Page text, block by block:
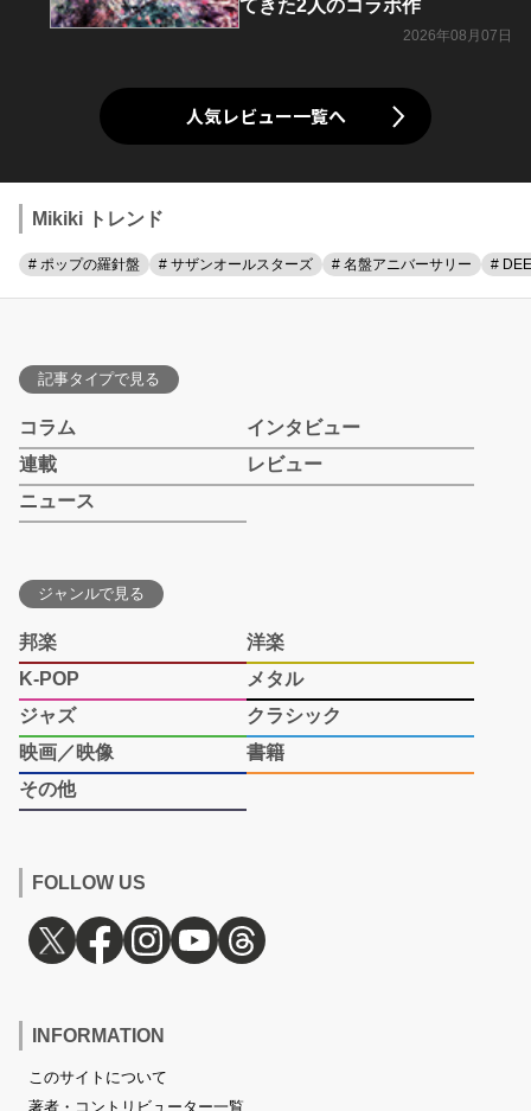
てきた2人のコラボ作
2026年08月07日
人気レビュー一覧へ
Mikiki トレンド
# ポップの羅針盤 # サザンオールスターズ # 名盤アニバーサリー #
記事タイプで見る
コラム
インタビュー
連載
レビュー
ニュース
ジャンルで見る
邦楽
洋楽
K-POP
メタル
ジャズ
クラシック
映画／映像
書籍
その他
FOLLOW US
INFORMATION
このサイトについて
著者・コントリビューター一覧